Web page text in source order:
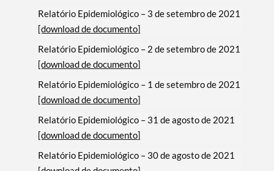
Relatório Epidemiológico – 3 de setembro de 2021
[download de documento]
Relatório Epidemiológico – 2 de setembro de 2021
[download de documento]
Relatório Epidemiológico – 1 de setembro de 2021
[download de documento]
Relatório Epidemiológico – 31 de agosto de 2021
[download de documento]
Relatório Epidemiológico – 30 de agosto de 2021